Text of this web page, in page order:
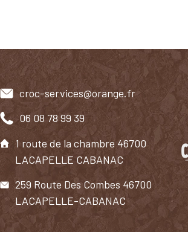
croc-services@orange.fr
06 08 78 99 39
1 route de la chambre 46700
LACAPELLE CABANAC
259 Route Des Combes 46700
LACAPELLE-CABANAC